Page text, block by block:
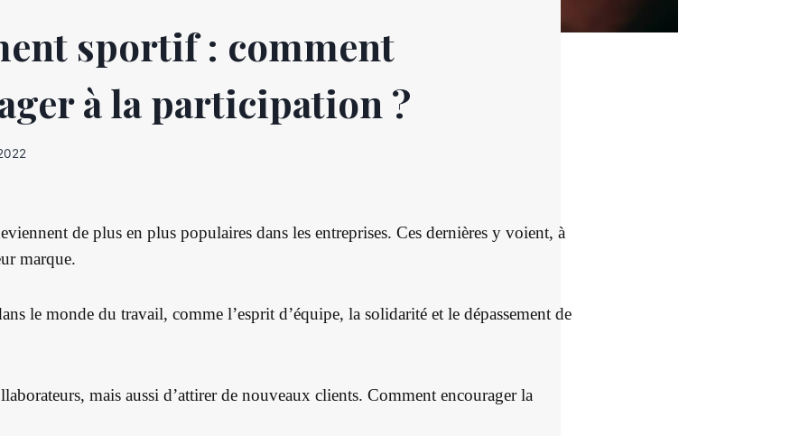
sportif : comment
à la participation ?
de plus en plus populaires dans les entreprises. Ces dernières y voient, à
marque.
le monde du travail, comme l’esprit d’équipe, la solidarité et le dépassement de
mais aussi d’attirer de nouveaux clients. Comment encourager la